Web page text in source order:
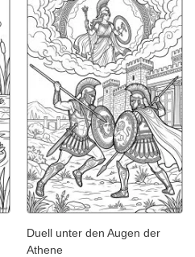
Duell unter den Augen der
Athene